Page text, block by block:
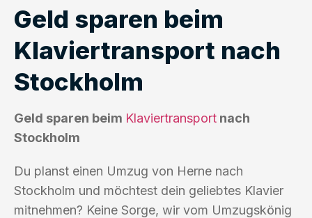
Geld sparen beim
Klaviertransport nach
Stockholm
Geld sparen beim Klaviertransport nach
Stockholm
Du planst einen Umzug von Herne nach
Stockholm und möchtest dein geliebtes Klavier
mitnehmen? Keine Sorge, wir vom Umzugskönig